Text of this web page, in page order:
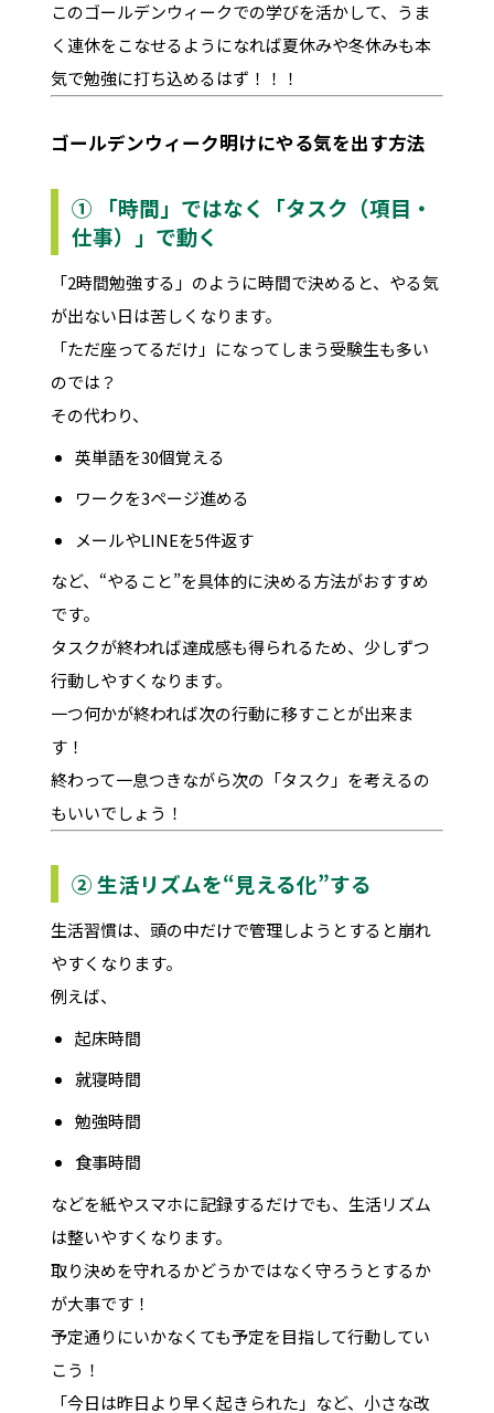
このゴールデンウィークでの学びを活かして、うま
く連休をこなせるようになれば夏休みや冬休みも本
気で勉強に打ち込めるはず！！！
ゴールデンウィーク明けにやる気を出す方法
① 「時間」ではなく「タスク（項目・
仕事）」で動く
「2時間勉強する」のように時間で決めると、やる気
が出ない日は苦しくなります。
「ただ座ってるだけ」になってしまう受験生も多い
のでは？
その代わり、
英単語を30個覚える
ワークを3ページ進める
メールやLINEを5件返す
など、“やること”を具体的に決める方法がおすすめ
です。
タスクが終われば達成感も得られるため、少しずつ
行動しやすくなります。
一つ何かが終われば次の行動に移すことが出来ま
す！
終わって一息つきながら次の「タスク」を考えるの
もいいでしょう！
② 生活リズムを“見える化”する
生活習慣は、頭の中だけで管理しようとすると崩れ
やすくなります。
例えば、
起床時間
就寝時間
勉強時間
食事時間
などを紙やスマホに記録するだけでも、生活リズム
は整いやすくなります。
取り決めを守れるかどうかではなく守ろうとするか
が大事です！
予定通りにいかなくても予定を目指して行動してい
こう！
「今日は昨日より早く起きられた」など、小さな改